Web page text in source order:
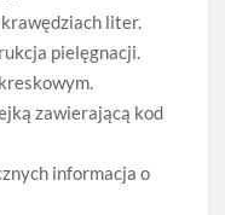
liter.
pielęgnacji.
zawierającą kod
informacja o